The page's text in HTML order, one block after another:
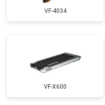
VF-4034
VF-X600